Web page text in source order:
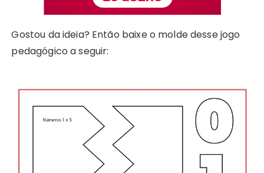
Gostou da ideia? Então baixe o molde desse jogo
pedagógico a seguir: